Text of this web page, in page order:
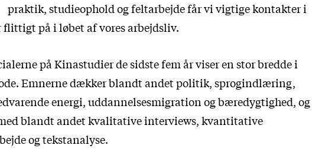
praktik, studieophold og feltarbejde får vi vigtige kontakter i
på i løbet af vores arbejdsliv.
på Kinastudier de sidste fem år viser en stor bredde i
Emnerne dækker blandt andet politik, sprogindlæring,
energi, uddannelsesmigration og bæredygtighed, og
blandt andet kvalitative interviews, kvantitative
og tekstanalyse.